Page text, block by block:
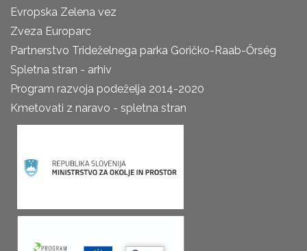
Evropska Zelena vez
Zveza Europarc
Partnerstvo Trideželnega parka Goričko-Raab-Őrség
Spletna stran - arhiv
Program razvoja podeželja 2014-2020
Kmetovati z naravo - spletna stran